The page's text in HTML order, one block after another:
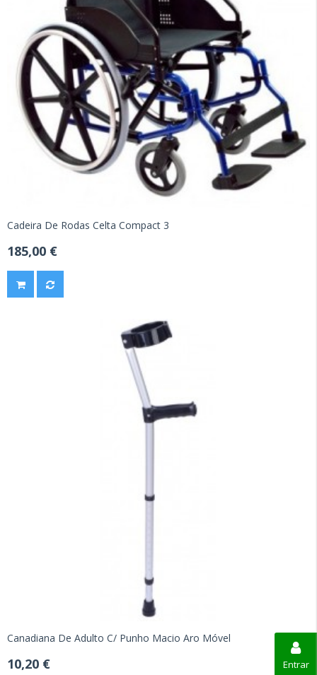
Entrar
Cadeira De Rodas Celta Compact 3
185,00 €
Canadiana De Adulto C/ Punho Macio Aro Móvel
10,20 €